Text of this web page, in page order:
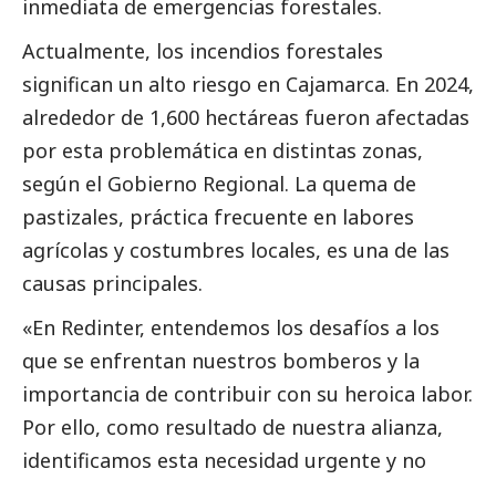
inmediata de emergencias forestales.
Actualmente, los incendios forestales
significan un alto riesgo en Cajamarca. En 2024,
alrededor de 1,600 hectáreas fueron afectadas
por esta problemática en distintas zonas,
según el Gobierno Regional. La quema de
pastizales, práctica frecuente en labores
agrícolas y costumbres locales, es una de las
causas principales.
«En Redinter, entendemos los desafíos a los
que se enfrentan nuestros bomberos y la
importancia de contribuir con su heroica labor.
Por ello, como resultado de nuestra alianza,
identificamos esta necesidad urgente y no